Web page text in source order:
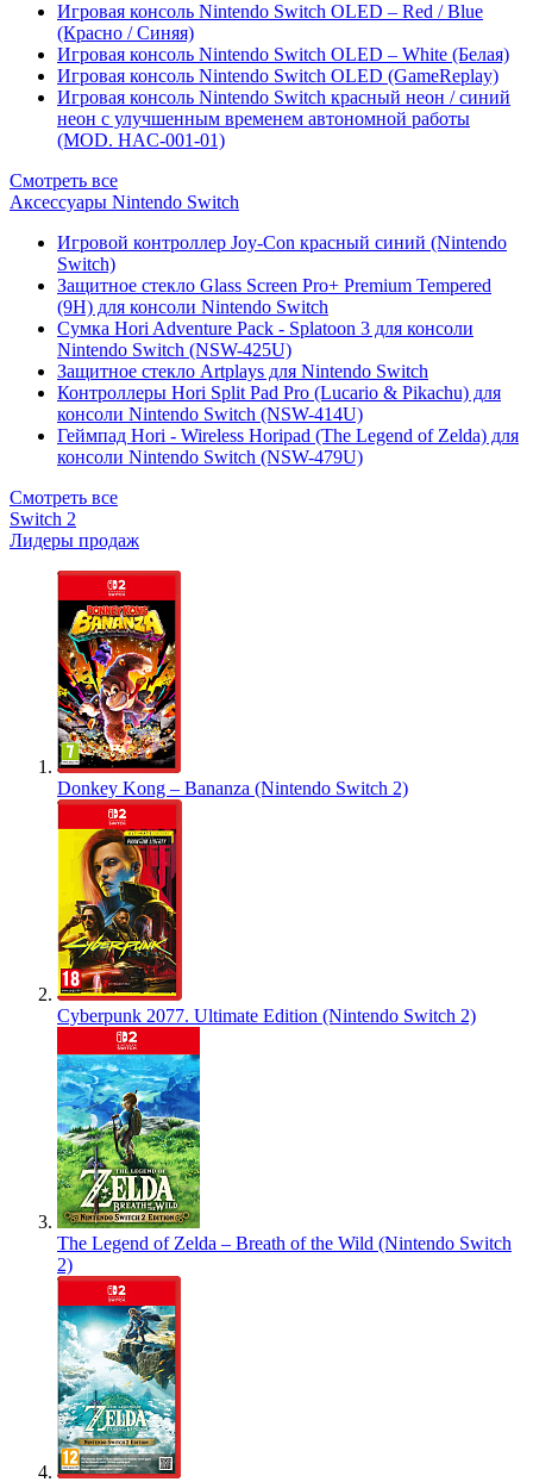
Игровая консоль Nintendo Switch OLED – Red / Blue
(Красно / Синяя)
Игровая консоль Nintendo Switch OLED – White (Белая)
Игровая консоль Nintendo Switch OLED (GameReplay)
Игровая консоль Nintendo Switch красный неон / синий
неон с улучшенным временем автономной работы
(MOD. HAC-001-01)
Смотреть все
Аксессуары Nintendo Switch
Игровой контроллер Joy-Con красный синий (Nintendo
Switch)
Защитное стекло Glass Screen Pro+ Premium Tempered
(9H) для консоли Nintendo Switch
Сумка Hori Adventure Pack - Splatoon 3 для консоли
Nintendo Switch (NSW-425U)
Защитное стекло Artplays для Nintendo Switch
Контроллеры Hori Split Pad Pro (Lucario & Pikachu) для
консоли Nintendo Switch (NSW-414U)
Геймпад Hori - Wireless Horipad (The Legend of Zelda) для
консоли Nintendo Switch (NSW-479U)
Смотреть все
Switch 2
Лидеры продаж
Donkey Kong – Bananza (Nintendo Switch 2)
Cyberpunk 2077. Ultimate Edition (Nintendo Switch 2)
The Legend of Zelda – Breath of the Wild (Nintendo Switch
2)